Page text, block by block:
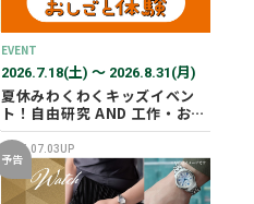
EVENT
2026.7.18(土) 〜 2026.8.31(月)
夏休みわくわくキッズイベン
ト！自由研究 AND 工作・おし
ごと体験！
2026.07.03UP
予告